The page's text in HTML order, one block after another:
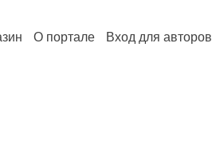
О портале Вход для авторов